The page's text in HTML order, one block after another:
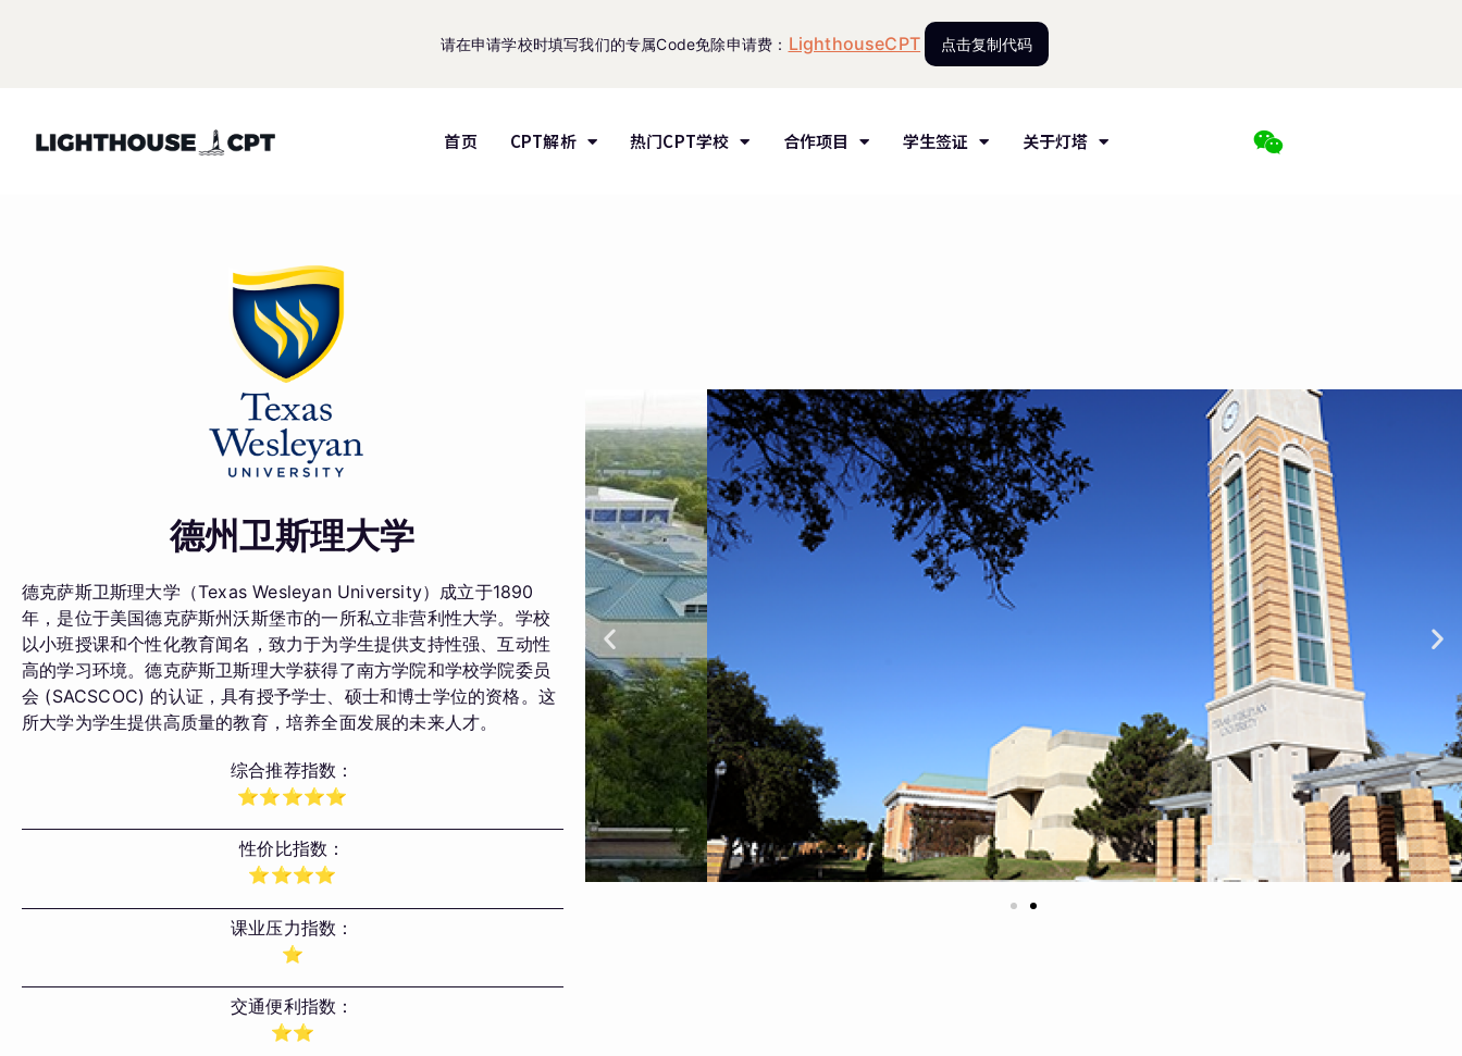
请在申请学校时填写我们的专属Code免除申请费： LighthouseCPT 点击复制代码
首页 CPT解析 热门CPT学校 合作项目 学生签证 关于灯塔
德州卫斯理大学
德克萨斯卫斯理大学（Texas Wesleyan University）成立于1890
年，是位于美国德克萨斯州沃斯堡市的一所私立非营利性大学。学校
以小班授课和个性化教育闻名，致力于为学生提供支持性强、互动性
高的学习环境。德克萨斯卫斯理大学获得了南方学院和学校学院委员
会 (SACSCOC) 的认证，具有授予学士、硕士和博士学位的资格。这
所大学为学生提供高质量的教育，培养全面发展的未来人才。
综合推荐指数：
⭐️⭐️⭐️⭐️⭐️
性价比指数：
⭐️⭐️⭐️⭐️
课业压力指数：
⭐️
交通便利指数：
⭐️⭐️